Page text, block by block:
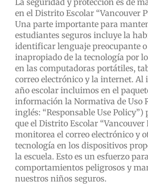
en el Distrito Escolar “Vancouver
Una parte importante para
estudiantes seguros incluye la
identificar lenguaje preocupante o
inapropiado de la tecnología por
en las computadoras portátiles,
correo electrónico y la internet. Al
año escolar incluimos en el
información la Normativa de Uso
inglés: “Responsable Use Policy”)
que el Distrito Escolar “Vancouver
monitorea el correo electrónico y
tecnología en los dispositivos
la escuela. Esto es un esfuerzo
comportamientos peligrosos y
nuestros niños seguros.